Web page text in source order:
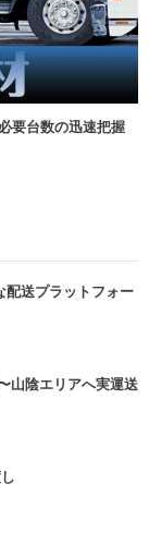
要台数の迅速把握
送プラットフォー
山陰エリアへ実運送